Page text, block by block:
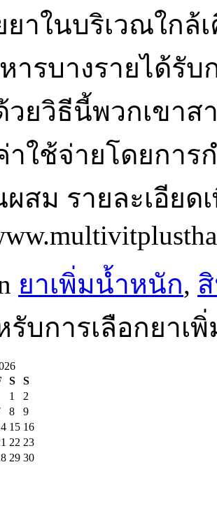
ยาในบริเวณใก
ารบางรายได้รั
วยวิธีนี้พวกเขา
าใช้จ่ายโดยกา
สม รายละเอียด
ยาเพิ่มน้ำหนัก,
บการเลือกยาเ
S
S
1
2
8
9
15 16
22 23
29 30